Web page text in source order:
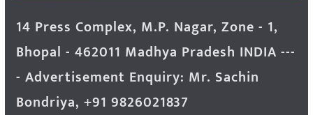
14 Press Complex, M.P. Nagar, Zone - 1,
Bhopal - 462011 Madhya Pradesh INDIA ---
- Advertisement Enquiry: Mr. Sachin
Bondriya, +91 9826021837